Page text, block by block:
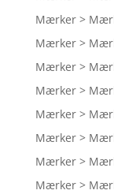
Mærker >
Mærker >
Mærker >
Mærker >
Mærker >
Mærker >
Mærker >
Mærker >